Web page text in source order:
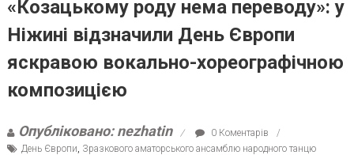
«Козацькому роду нема переводу»: у
Ніжині відзначили День Європи
яскравою вокально-хореографічною
композицією
Опубліковано: nezhatin
0 Коментарів
День Європи Зразкового аматорського ансамблю народного танцю